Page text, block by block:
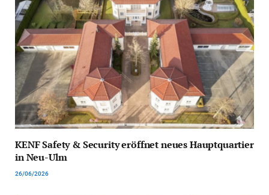
KENF Safety & Security eröffnet neues Hauptquartier
in Neu-Ulm
26/06/2026